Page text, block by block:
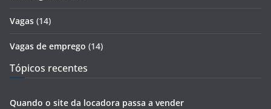
Vagas (14)
Vagas de emprego (14)
Tópicos recentes
Quando o site da locadora passa a vender